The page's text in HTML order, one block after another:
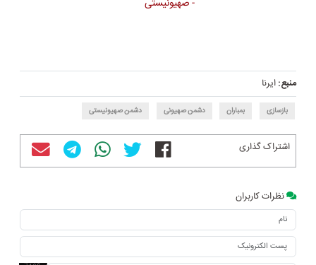
منبع:ایرنا
بازسازی بمباران دشمن صهیونی دشمن صهیونیستی
اشتراک گذاری
نظرات کاربران